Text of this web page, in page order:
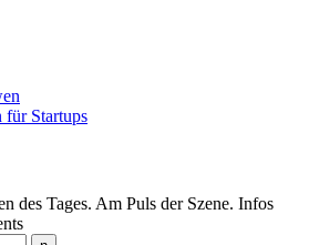
für Startups
des Tages. Am Puls der Szene. Infos